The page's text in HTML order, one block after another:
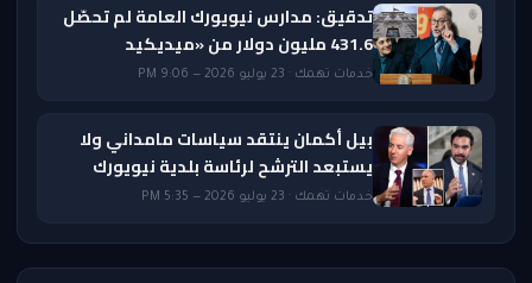
تدقيق: مدارس نيويورك العامة لم تحصّل
431.6 مليون دولار من «ميديكيد
خدمات تهمك · 23 يوليو 2026 — 9:06 PM
بيل أكمان ينتقد سياسات مامداني ولا
يستبعد الترشح لرئاسة بلدية نيويورك
خدمات تهمك · 23 يوليو 2026 — 5:35 PM